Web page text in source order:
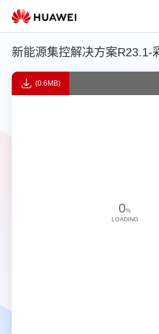
新能源集控解决方案R23.1-
(0.6MB)
0%
LOADING